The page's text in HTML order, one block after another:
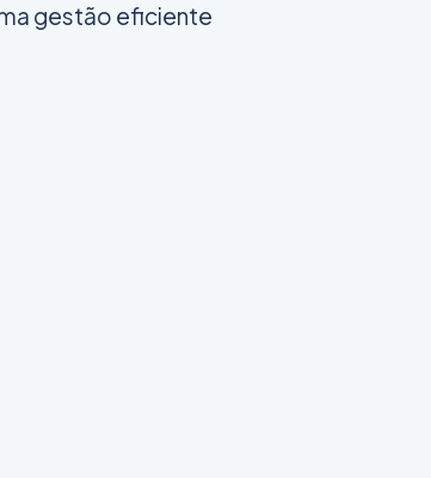
gestão eficiente